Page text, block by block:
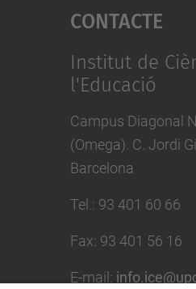
Contacte
Institut de
l'Educació
Campus Diagonal
(Omega). C. Jordi
Barcelona
Tel. : 93 401 60 66
Fax: 93 401 56 16
E-mail: